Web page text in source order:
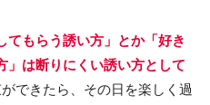
てもらう誘い方」とか「好き
」は断りにくい誘い方として
できたら、その日を楽しく過